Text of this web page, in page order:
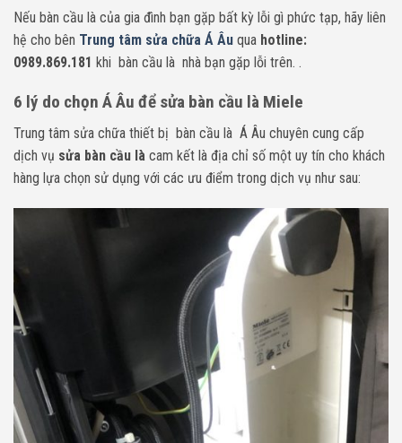
Nếu bàn cầu là của gia đình bạn gặp bất kỳ lỗi gì phức tạp, hãy liên
hệ cho bên Trung tâm sửa chữa Á Âu qua hotline:
0989.869.181 khi bàn cầu là nhà bạn gặp lỗi trên. .
6 lý do chọn Á Âu để sửa bàn cầu là Miele
Trung tâm sửa chữa thiết bị bàn cầu là Á Âu chuyên cung cấp
dịch vụ sửa bàn cầu là cam kết là địa chỉ số một uy tín cho khách
hàng lựa chọn sử dụng với các ưu điểm trong dịch vụ như sau: